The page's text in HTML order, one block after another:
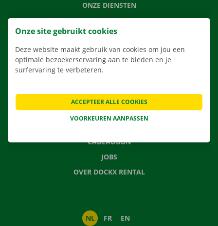
ONZE DIENSTEN
LOCATIES
APP
VERHUISOPLOSSINGEN
CONTACTEER ONS
VEELGESTELDE VRAGEN
CADEAUBON
JOBS
OVER DOCKX RENTAL
NL FR EN
Onze site gebruikt cookies
Deze website maakt gebruik van cookies om jou een
optimale bezoekerservaring aan te bieden en je
surfervaring te verbeteren.
VOORKEUREN AANPASSEN
ACCEPTEER ALLE COOKIES